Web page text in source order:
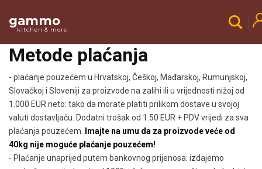
gammo
kitchen & more
Metode plaćanja
- plaćanje pouzećem u Hrvatskoj, Češkoj, Mađarskoj, Rumunjskoj,
Slovačkoj i Sloveniji za proizvode na zalihi ili u vrijednosti nižoj od
1.000 EUR neto: tako da morate platiti prilikom dostave u svojoj
valuti dostavljaču. Dodatni trošak od 1.50 EUR + PDV vrijedi za sva
plaćanja pouzećem.
Imajte na umu da za proizvode veće od
40kg nije moguće plaćanje pouzećem!
- Plaćanje unaprijed putem bankovnog prijenosa: izdajemo